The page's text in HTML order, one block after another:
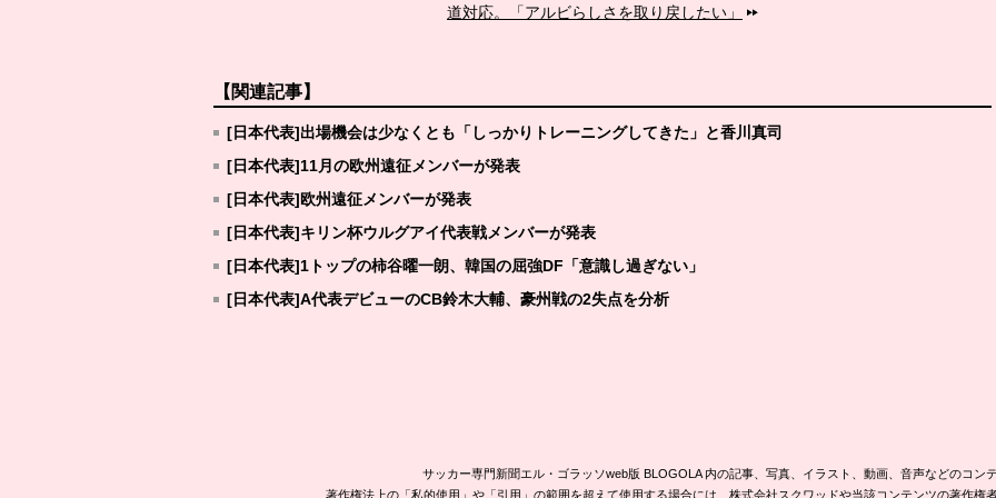
道対応。「アルビらしさを取り戻したい」
【関連記事】
[日本代表]出場機会は少なくとも「しっかりトレーニングしてきた」と香川真司
[日本代表]11月の欧州遠征メンバーが発表
[日本代表]欧州遠征メンバーが発表
[日本代表]キリン杯ウルグアイ代表戦メンバーが発表
[日本代表]1トップの柿谷曜一朗、韓国の屈強DF「意識し過ぎない」
[日本代表]A代表デビューのCB鈴木大輔、豪州戦の2失点を分析
サッカー専門新聞エル・ゴラッソweb版 BLOGOLA 内の記事、写真、イラスト、動画、音声などのコン
著作権法上の「私的使用」や「引用」の範囲を超えて使用する場合には、株式会社スクワッドや当該コンテンツの著作権